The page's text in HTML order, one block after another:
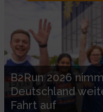
B2Run 2026
Deutschland
Fahrt auf